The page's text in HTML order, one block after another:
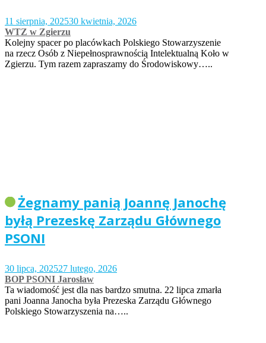
11 sierpnia, 202530 kwietnia, 2026
WTZ w Zgierzu
Kolejny spacer po placówkach Polskiego Stowarzyszenie
na rzecz Osób z Niepełnosprawnością Intelektualną Koło w
Zgierzu. Tym razem zapraszamy do Środowiskowy…..
Żegnamy panią Joannę Janochę
byłą Prezeskę Zarządu Głównego
PSONI
30 lipca, 202527 lutego, 2026
BOP PSONI Jarosław
Ta wiadomość jest dla nas bardzo smutna. 22 lipca zmarła
pani Joanna Janocha była Prezeska Zarządu Głównego
Polskiego Stowarzyszenia na…..